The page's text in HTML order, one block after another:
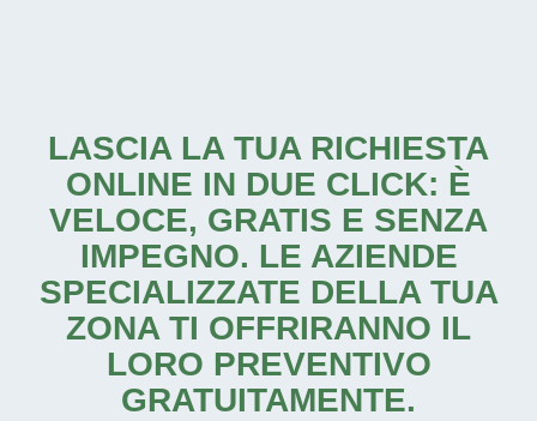
LASCIA LA TUA RICHIESTA
ONLINE IN DUE CLICK: È
VELOCE, GRATIS E SENZA
IMPEGNO. LE AZIENDE
SPECIALIZZATE DELLA TUA
ZONA TI OFFRIRANNO IL
LORO PREVENTIVO
GRATUITAMENTE.